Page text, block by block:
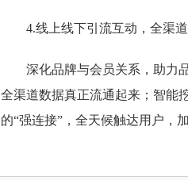
4.线上线下引流互动，全渠
深化品牌与会员关系，助力
全渠道数据真正流通起来；智能
的“强连接”，全天候触达用户，